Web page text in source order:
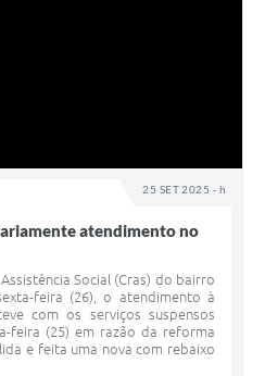
25 SET 2025 - h
atendimento no
Social (Cras) do bairro
feira (26), o atendimento à
com os serviços suspensos
feira (25) em razão da reforma
e feita uma nova com rebaixo